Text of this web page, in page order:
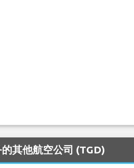
其他航空公司 (TGD)